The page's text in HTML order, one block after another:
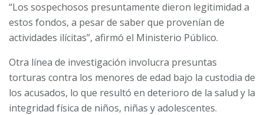
“Los sospechosos presuntamente dieron legitimidad a
estos fondos, a pesar de saber que provenían de
actividades ilícitas”, afirmó el Ministerio Público.
Otra línea de investigación involucra presuntas
torturas contra los menores de edad bajo la custodia de
los acusados, lo que resultó en deterioro de la salud y la
integridad física de niños, niñas y adolescentes.